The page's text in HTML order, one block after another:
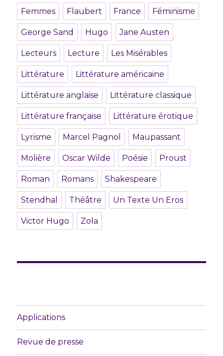
Femmes Flaubert France Féminisme
George Sand Hugo Jane Austen
Lecteurs Lecture Les Misérables
Littérature Littérature américaine
Littérature anglaise Littérature classique
Littérature française Littérature érotique
Lyrisme Marcel Pagnol Maupassant
Molière Oscar Wilde Poésie Proust
Roman Romans Shakespeare
Stendhal Théâtre Un Texte Un Eros
Victor Hugo Zola
Applications
Revue de presse